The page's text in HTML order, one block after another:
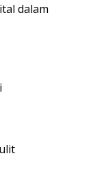
dalam